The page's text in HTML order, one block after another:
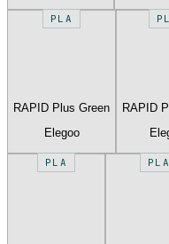
PLA
RAPID Plus Green
Elegoo
RAPID
PLA PLA